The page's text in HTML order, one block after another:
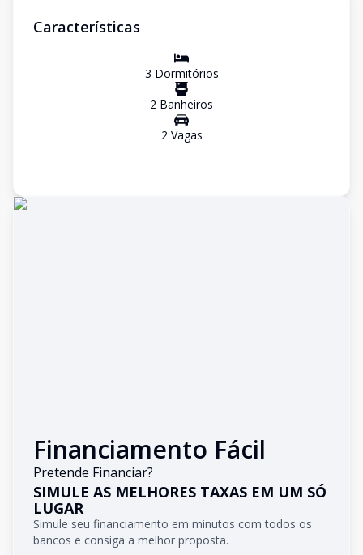
Características
3 Dormitórios
2 Banheiros
2Vagas
Financiamento Fácil
Pretende Financiar?
SIMULE AS MELHORES TAXAS EM UM SÓ
LUGAR
Simule seu financiamento em minutos com todos os
bancos e consiga a melhor proposta.